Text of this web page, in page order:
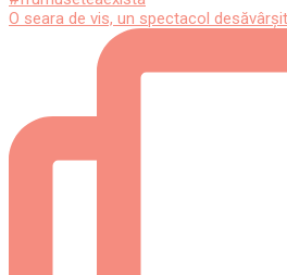
O seara de vis, un spectacol